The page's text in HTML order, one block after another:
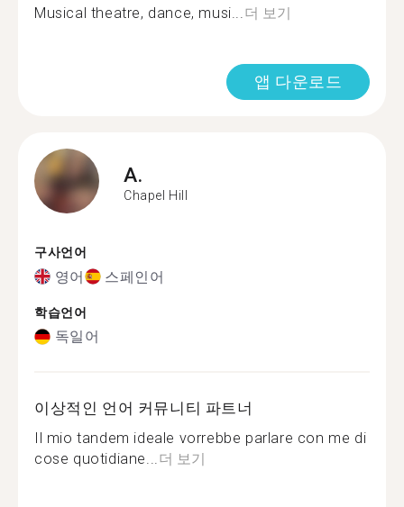
Musical theatre, dance, musi...더 보기
앱 다운로드
A.
Chapel Hill
구사언어
영어 스페인어
학습언어
독일어
이상적인 언어 커뮤니티 파트너
Il mio tandem ideale vorrebbe parlare con me di
cose quotidiane...더 보기